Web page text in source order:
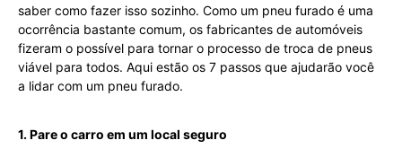
saber como fazer isso sozinho. Como um pneu furado é uma
ocorrência bastante comum, os fabricantes de automóveis
fizeram o possível para tornar o processo de troca de pneus
viável para todos. Aqui estão os 7 passos que ajudarão você
a lidar com um pneu furado.
1. Pare o carro em um local seguro